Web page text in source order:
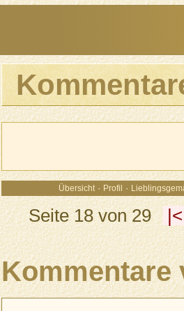
Übersicht · Profil ·
Seite 18 von 29 |<
Kommentare